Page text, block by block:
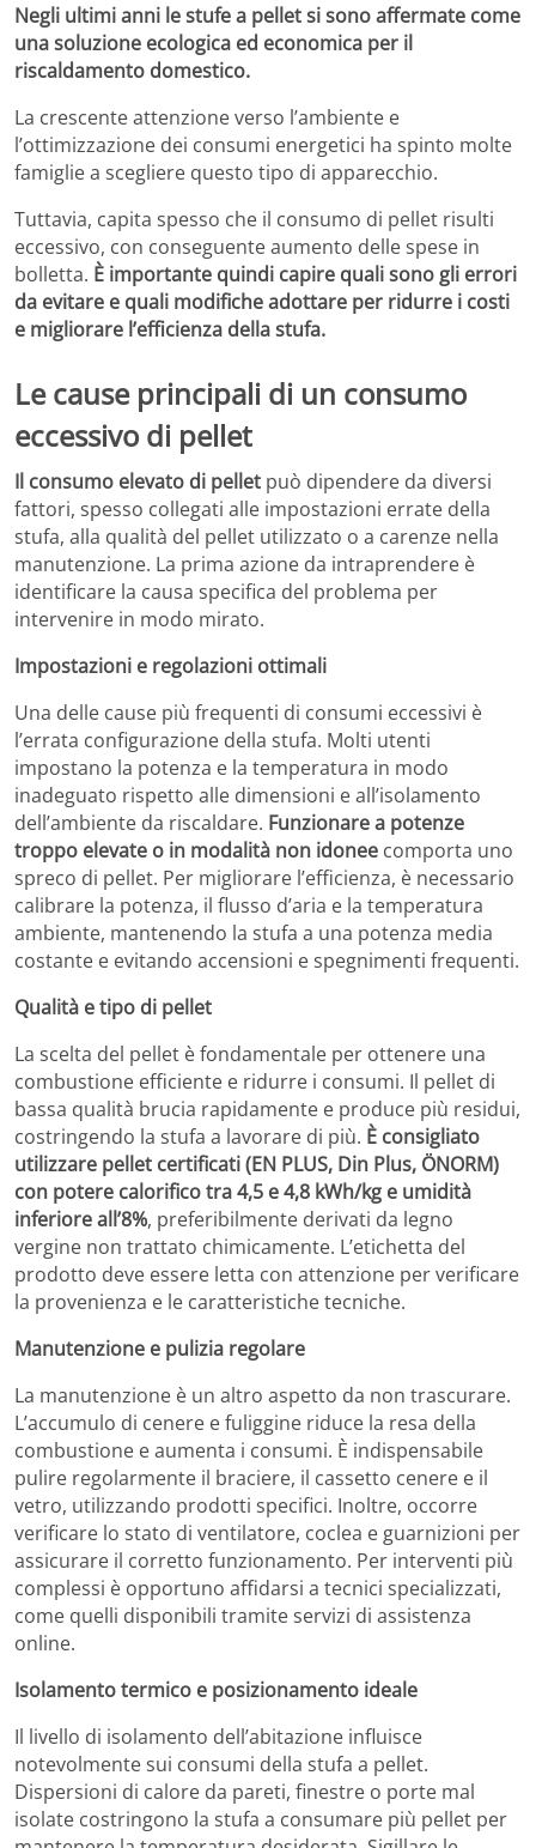
Negli ultimi anni le stufe a pellet si sono affermate come
una soluzione ecologica ed economica per il
riscaldamento domestico.
La crescente attenzione verso l’ambiente e
l’ottimizzazione dei consumi energetici ha spinto molte
famiglie a scegliere questo tipo di apparecchio.
Tuttavia, capita spesso che il consumo di pellet risulti
eccessivo, con conseguente aumento delle spese in
bolletta. È importante quindi capire quali sono gli errori
da evitare e quali modifiche adottare per ridurre i costi
e migliorare l’efficienza della stufa.
Le cause principali di un consumo
eccessivo di pellet
Il consumo elevato di pellet può dipendere da diversi
fattori, spesso collegati alle impostazioni errate della
stufa, alla qualità del pellet utilizzato o a carenze nella
manutenzione. La prima azione da intraprendere è
identificare la causa specifica del problema per
intervenire in modo mirato.
Impostazioni e regolazioni ottimali
Una delle cause più frequenti di consumi eccessivi è
l’errata configurazione della stufa. Molti utenti
impostano la potenza e la temperatura in modo
inadeguato rispetto alle dimensioni e all’isolamento
dell’ambiente da riscaldare. Funzionare a potenze
troppo elevate o in modalità non idonee comporta uno
spreco di pellet. Per migliorare l’efficienza, è necessario
calibrare la potenza, il flusso d’aria e la temperatura
ambiente, mantenendo la stufa a una potenza media
costante e evitando accensioni e spegnimenti frequenti.
Qualità e tipo di pellet
La scelta del pellet è fondamentale per ottenere una
combustione efficiente e ridurre i consumi. Il pellet di
bassa qualità brucia rapidamente e produce più residui,
costringendo la stufa a lavorare di più. È consigliato
utilizzare pellet certificati (EN PLUS, Din Plus, ÖNORM)
con potere calorifico tra 4,5 e 4,8 kWh/kg e umidità
inferiore all’8%, preferibilmente derivati da legno
vergine non trattato chimicamente. L’etichetta del
prodotto deve essere letta con attenzione per verificare
la provenienza e le caratteristiche tecniche.
Manutenzione e pulizia regolare
La manutenzione è un altro aspetto da non trascurare.
L’accumulo di cenere e fuliggine riduce la resa della
combustione e aumenta i consumi. È indispensabile
pulire regolarmente il braciere, il cassetto cenere e il
vetro, utilizzando prodotti specifici. Inoltre, occorre
verificare lo stato di ventilatore, coclea e guarnizioni per
assicurare il corretto funzionamento. Per interventi più
complessi è opportuno affidarsi a tecnici specializzati,
come quelli disponibili tramite servizi di assistenza
online.
Isolamento termico e posizionamento ideale
Il livello di isolamento dell’abitazione influisce
notevolmente sui consumi della stufa a pellet.
Dispersioni di calore da pareti, finestre o porte mal
isolate costringono la stufa a consumare più pellet per